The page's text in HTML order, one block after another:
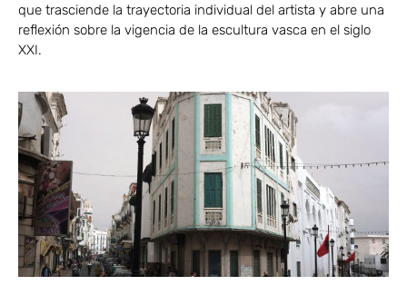
que trasciende la trayectoria individual del artista y abre una
reflexión sobre la vigencia de la escultura vasca en el siglo
XXI.